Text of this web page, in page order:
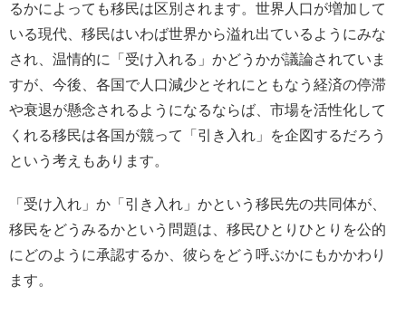
るかによっても移民は区別されます。世界人口が増加して
いる現代、移民はいわば世界から溢れ出ているようにみな
され、温情的に「受け入れる」かどうかが議論されていま
すが、今後、各国で人口減少とそれにともなう経済の停滞
や衰退が懸念されるようになるならば、市場を活性化して
くれる移民は各国が競って「引き入れ」を企図するだろう
という考えもあります。
「受け入れ」か「引き入れ」かという移民先の共同体が、
移民をどうみるかという問題は、移民ひとりひとりを公的
にどのように承認するか、彼らをどう呼ぶかにもかかわり
ます。